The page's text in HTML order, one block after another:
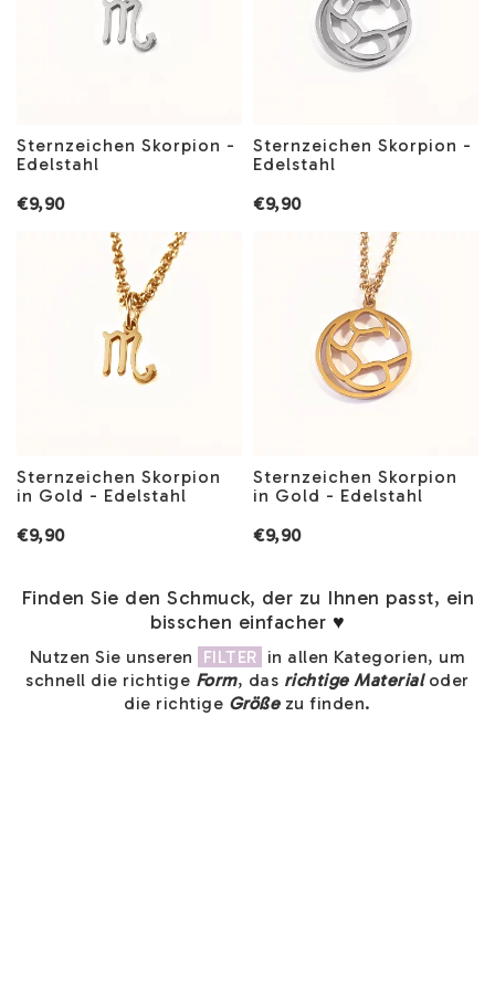
Sternzeichen Skorpion -
Edelstahl
€9,90
Sternzeichen Skorpion -
Edelstahl
€9,90
Sternzeichen Skorpion
in Gold - Edelstahl
€9,90
Sternzeichen Skorpion
in Gold - Edelstahl
€9,90
Finden Sie den Schmuck, der zu Ihnen passt, ein
bisschen einfacher ♥
Nutzen Sie unseren FILTER in allen Kategorien, um
schnell die richtige Form, das richtige Materialoder
die richtige Größezu finden.